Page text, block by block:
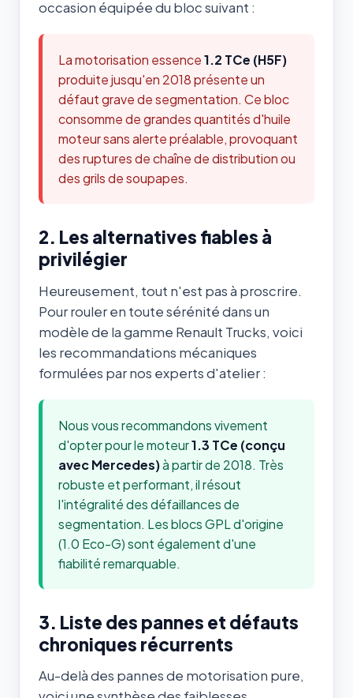
occasion équipée du bloc suivant :
La motorisation essence1.2 TCe (H5F)
produite jusqu'en 2018 présente un
défaut grave de segmentation. Ce bloc
consomme de grandes quantités d'huile
moteur sans alerte préalable, provoquant
des ruptures de chaîne de distribution ou
des grils de soupapes.
2. Les alternatives fiables à
privilégier
Heureusement, tout n'est pas à proscrire.
Pour rouler en toute sérénité dans un
modèle de la gamme Renault Trucks, voici
les recommandations mécaniques
formulées par nos experts d'atelier :
Nous vous recommandons vivement
d'opter pour le moteur1.3 TCe (conçu
avec Mercedes)à partir de 2018. Très
robuste et performant, il résout
l'intégralité des défaillances de
segmentation. Les blocs GPL d'origine
(1.0 Eco-G) sont également d'une
fiabilité remarquable.
3. Liste des pannes et défauts
chroniques récurrents
Au-delà des pannes de motorisation pure,